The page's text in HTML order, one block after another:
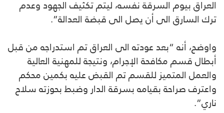
العراق بيوم السرقة نفسه، ليتم تكثيف الجهود وعدم
ترك السارق الى أن يصل الى قبضة العدالة”.
واوضح، أنه “بعد عودته الى العراق تم استدراجه من قبل
أبطال قسم مكافحة الإجرام، ونتيجة للمهنية العالية
والعمل المتميز للقسم تم القبض عليه بكمين محكم
واعترف صراحة بقيامه بسرقة الدار وضبط بحوزته سلاح
ناري”.